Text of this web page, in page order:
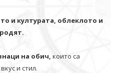
и културата, облеклото и
на обич, които са
и стил.